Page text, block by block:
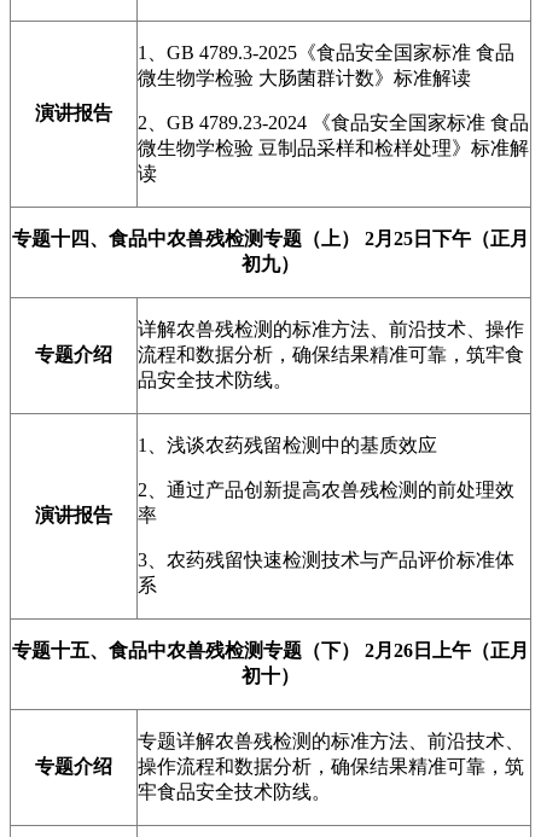
演讲报告
1、GB 4789.3-2025《食品安全国家标准 食品
微生物学检验 大肠菌群计数》标准解读
2、GB 4789.23-2024 《食品安全国家标准 食品
微生物学检验 豆制品采样和检样处理》标准解
读
专题十四、 食品中农兽残检测专题（上） 2月25日下午（正月
初九）
专题介绍
详解农兽残检测的标准方法、前沿技术、操作
流程和数据分析，确保结果精准可靠，筑牢食
品安全技术防线。
演讲报告
1、浅谈农药残留检测中的基质效应
2、通过产品创新提高农兽残检测的前处理效
率
3、农药残留快速检测技术与产品评价标准体
系
专题十五、 食品中农兽残检测专题（下）
2月26日上午（正月
初十）
专题介绍
专题详解农兽残检测的标准方法、前沿技术、
操作流程和数据分析，确保结果精准可靠，筑
牢食品安全技术防线。